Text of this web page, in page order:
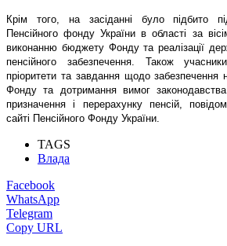
Крім того, на засіданні було підбито
Пенсійного фонду України в області за
виконанню бюджету Фонду та реалізації
пенсійного забезпечення. Також
пріоритети та завдання щодо
Фонду та дотримання вимог законодавства
призначення і перерахунку пенсій,
сайті Пенсійного Фонду України.
TAGS
Влада
Facebook
WhatsApp
Telegram
Copy URL